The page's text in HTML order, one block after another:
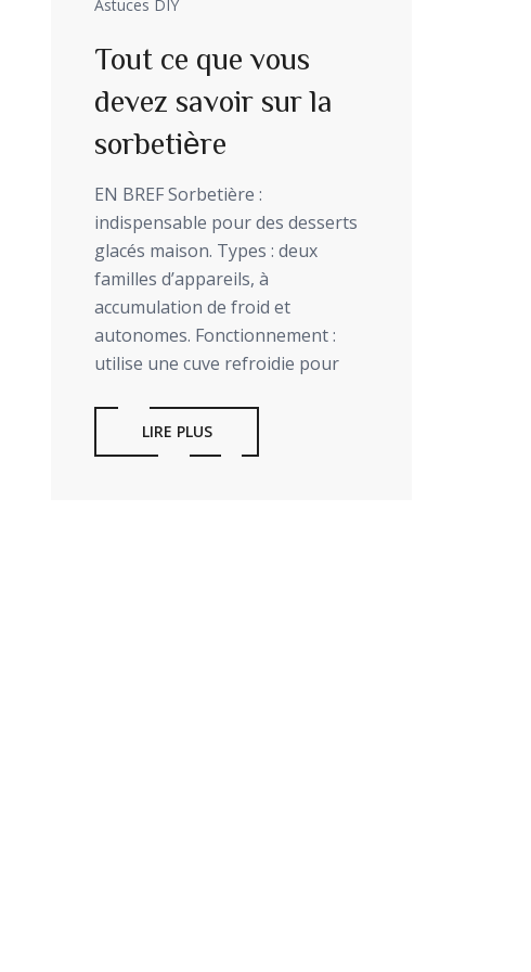
Astuces DIY
Tout ce que vous
devez savoir sur la
sorbetière
EN BREF Sorbetière :
indispensable pour des desserts
glacés maison. Types : deux
familles d’appareils, à
accumulation de froid et
autonomes. Fonctionnement :
utilise une cuve refroidie pour
LIRE PLUS